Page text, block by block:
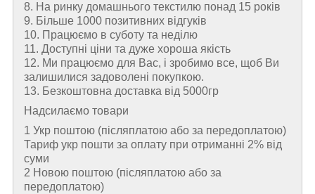
8. На ринку домашнього текстилю понад 15 років
9. Більше 1000 позитивних відгуків
10. Працюємо в суботу та неділю
11. Доступні ціни та дуже хороша якість
12. Ми працюємо для Вас, і зробимо все, щоб Ви
залишилися задоволені покупкою.
13. Безкоштовна доставка від 5000гр
Надсилаємо товари
1 Укр поштою (пiсляплатою або за передоплатою)
Тариф укр пошти за оплату при отриманні 2% від
суми
2 Новою поштою (пiсляплатою або за
передоплатою)